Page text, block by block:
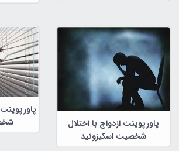
پاورپوینت ازدواج با اختلال
شخصیت اسکیزوئید
پاورپوینت